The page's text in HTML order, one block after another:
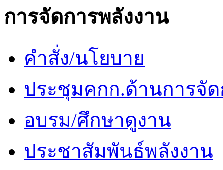
การจัดการพลังงาน
คำสั่ง/นโยบาย
ประชุมคกก.ด้านการจัด
อบรม/ศึกษาดูงาน
ประชาสัมพันธ์พลังงาน